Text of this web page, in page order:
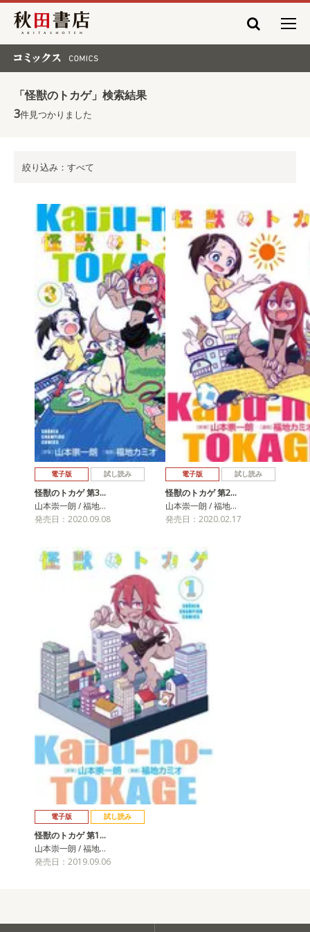
秋田書店
「怪獣のトカゲ」検索結果
3件見つかりました
絞り込み：すべて
電子版 試し読み
怪獣のトカゲ 第3…
山本崇一朗 / 福地…
発売日：2020.09.08
電子版 試し読み
怪獣のトカゲ 第2…
山本崇一朗 / 福地…
発売日：2020.02.17
電子版 試し読み
怪獣のトカゲ 第1…
山本崇一朗 / 福地…
発売日：2019.09.06